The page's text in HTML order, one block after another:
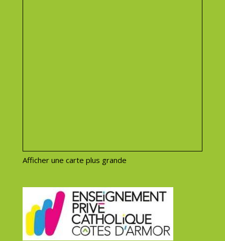
Afficher une carte plus grande